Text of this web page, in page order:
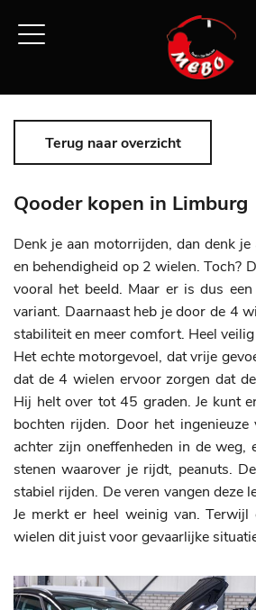
Terug naar overzicht
Qooder kopen in Limburg
Denk je aan motorrijden, dan denk
en behendigheid op 2 wielen. Toch?
vooral het beeld. Maar er is dus
variant. Daarnaast heb je door de 4
stabiliteit en meer comfort. Heel
Het echte motorgevoel, dat vrije
dat de 4 wielen ervoor zorgen dat
Hij helt over tot 45 graden. Je kunt
bochten rijden. Door het ingenieuze
achter zijn oneffenheden in de weg,
stenen waarover je rijdt, peanuts.
stabiel rijden. De veren vangen deze
Je merkt er heel weinig van.
wielen dit juist voor gevaarlijke